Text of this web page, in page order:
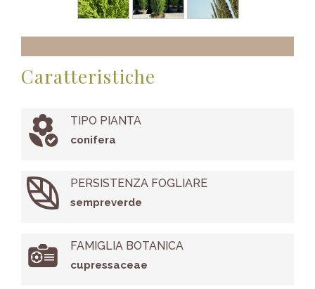
Caratteristiche
TIPO PIANTA
conifera
PERSISTENZA FOGLIARE
sempreverde
FAMIGLIA BOTANICA
cupressaceae